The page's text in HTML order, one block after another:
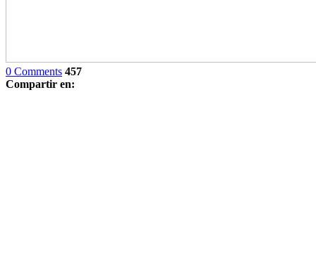
0 Comments 457
Compartir en: